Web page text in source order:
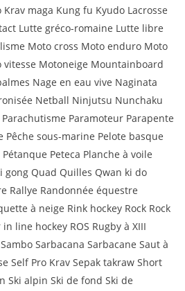
maga Kung fu Kyudo Lacrosse
Lutte gréco-romaine Lutte libre
Moto cross Moto enduro Moto
Motoneige Mountainboard
Nage en eau vive Naginata
Netball Ninjutsu Nunchaku
Paramoteur Parapente
Pêche sous-marine Pelote basque
Peteca Planche à voile
gong Quad Quilles Qwan ki do
Rallye Randonnée équestre
à neige Rink hockey Rock Rock
line hockey ROS Rugby à XIII
Sarbacana Sarbacane Saut à
Self Pro Krav Sepak takraw Short
Ski alpin Ski de fond Ski de